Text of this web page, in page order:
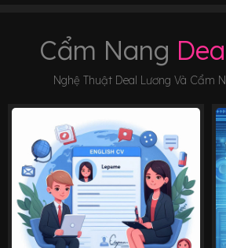
Cẩm Nang
Nghệ Thuật Deal Lương Và Cẩm